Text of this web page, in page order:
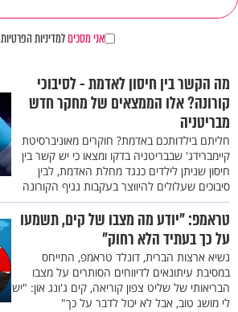
אני מסכיםלמדיניות הפרטיות
מה הקשר בין חיסון לאדמת - לסיבוכי
קורונה? אלו הממצאים של מחקר חדש
מבריטניה
חליתם בילדותכם באדמת? חוקרים מאוניברסיטת
קיימברידג' שבבריטניה בדקו ומצאו כי יש קשר בין
חיסון שניתן לילדים כנגד מחלת האדמת, לבין
סיבוכים שעלולים להיווצר בעקבות נגיף הקורונה
טראמפ: "יודע מה מצבו של קים, תשמעו
על כך בעתיד הלא רחוק"
נשיא ארצות הברית, דונלד טראמפ, התייחס
במסיבת עיתונאים לדיווחים הסותרים על מצבו
הבריאותי של שליט צפון קוריאה, קים ג'ונג און: "יש
לי מושג טוב, אבל לא יכול לדבר על כך"